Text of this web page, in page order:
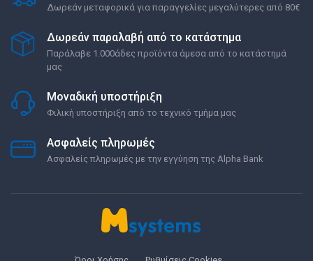
Δωρεάν μεταφορικά για παραγγελίες μεγαλύτερες από 80€
Δωρεάν παραλαβή από το κατάστημα
Παράλαβε 1.000άδες προϊόντα άμεσα από το κατάστημά
μας
Μοναδική υποστήριξη
Φιλική υποστήριξη από το τεχνικό τμήμα μας
Ασφαλείς πληρωμές
Ασφαλείς πληρωμές με την εγγύηση της Alpha Bank